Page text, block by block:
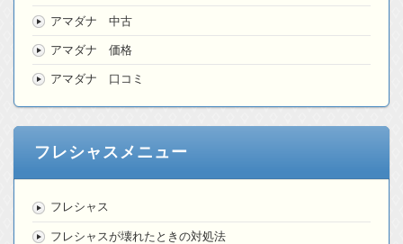
アマダナ 中古
アマダナ 価格
アマダナ 口コミ
フレシャスメニュー
フレシャス
フレシャスが壊れたときの対処法